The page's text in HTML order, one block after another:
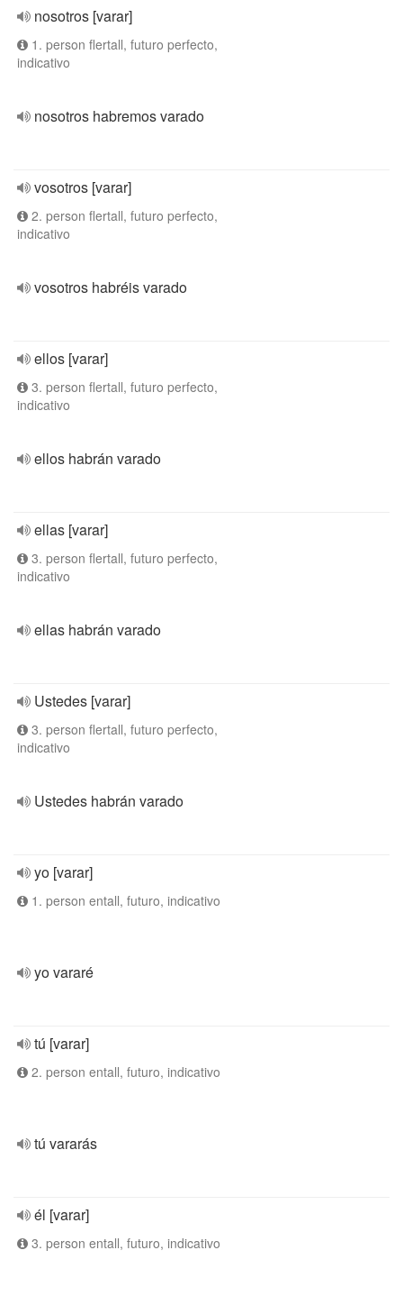
nosotros [varar]
1. person flertall, futuro perfecto,
indicativo
nosotros habremos varado
vosotros [varar]
2. person flertall, futuro perfecto,
indicativo
vosotros habréis varado
ellos [varar]
3. person flertall, futuro perfecto,
indicativo
ellos habrán varado
ellas [varar]
3. person flertall, futuro perfecto,
indicativo
ellas habrán varado
Ustedes [varar]
3. person flertall, futuro perfecto,
indicativo
Ustedes habrán varado
yo [varar]
1. person entall, futuro, indicativo
yo vararé
tú [varar]
2. person entall, futuro, indicativo
tú vararás
él [varar]
3. person entall, futuro, indicativo